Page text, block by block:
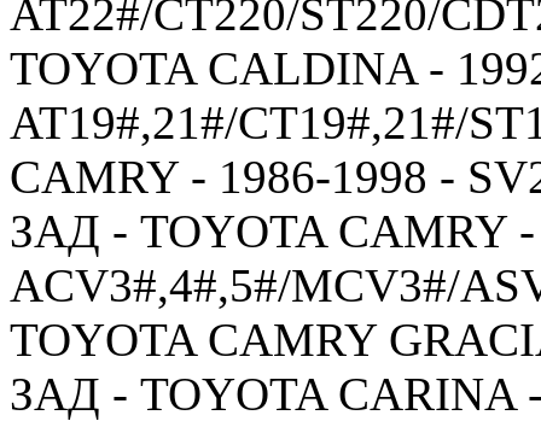
AT22#/CT220/ST220/
TOYOTA CALDINA -
AT19#,21#/CT19#,21#/
CAMRY - 1986-1998 -
ЗАД - TOYOTA CAMRY -
ACV3#,4#,5#/MCV3#/
TOYOTA CAMRY
ЗАД - TOYOTA CARINA